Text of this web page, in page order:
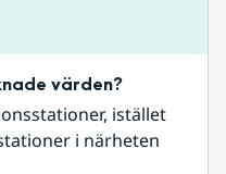
värden?
istället
i närheten